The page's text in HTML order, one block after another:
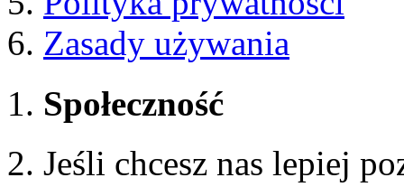
Zasady używania
Społeczność
Jeśli chcesz nas lepiej